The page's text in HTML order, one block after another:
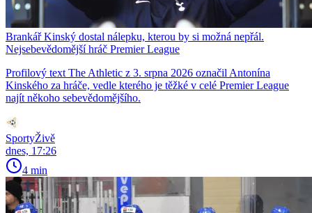
Brankář Kinský dostal nálepku, kterou by si možná nepřál.
Nejsebevědomější hráč Premier League
Profilový text The Athletic z 3. srpna 2026 označil Antonína
Kinského za hráče, vedle kterého je těžké v celé Premier League
najít někoho sebevědomějšího.
SportyŽivě
dnes, 17:26
4 min